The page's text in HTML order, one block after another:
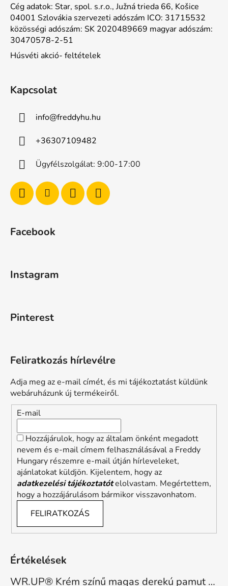
Cég adatok: Star, spol. s.r.o., Južná trieda 66, Košice
04001 Szlovákia szervezeti adószám ICO: 31715532
közösségi adószám: SK 2020489669 magyar adószám:
30470578-2-51
Húsvéti akció- feltételek
Kapcsolat
info@freddyhu.hu
+36307109482
Ügyfélszolgálat: 9:00-17:00
Facebook
Instagram
Pinterest
Feliratkozás hírlevélre
Adja meg az e-mail címét, és mi tájékoztatást küldünk
webáruházunk új termékeiről.
E-mail
Hozzájárulok, hogy az általam önként megadott
nevem és e-mail címem felhasználásával a Freddy
Hungary részemre e-mail útján hírleveleket,
ajánlatokat küldjön. Kijelentem, hogy az
adatkezelési tájékoztatótelolvastam. Megértettem,
hogy a hozzájárulásom bármikor visszavonhatom.
FELIRATKOZÁS
Értékelések
WR.UP® Krém színű magas derekú pamut nadrág RE(MOVE) WRUP1HC001ORG, Z40